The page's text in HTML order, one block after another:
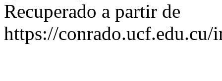
Recuperado a partir de
https://